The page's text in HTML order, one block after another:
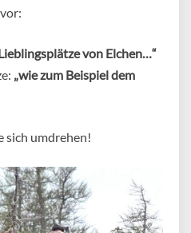
von Elchen…“
„wie zum Beispiel dem
sich umdrehen!